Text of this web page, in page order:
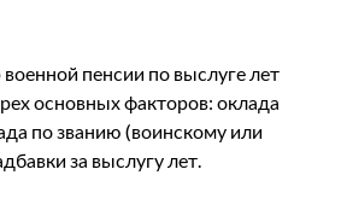
пенсии по выслуге лет
основных факторов: оклада
по званию (воинскому или
за выслугу лет.